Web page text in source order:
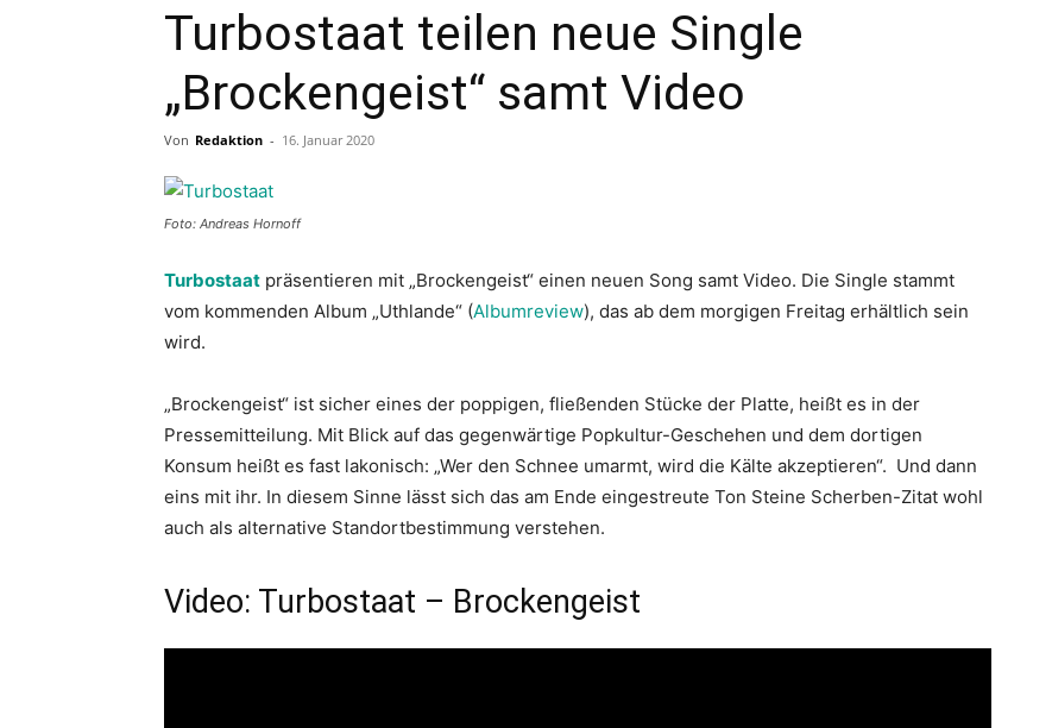
Turbostaat teilen neue Single
„Brockengeist“ samt Video
Von Redaktion - 16. Januar 2020
Foto: Andreas Hornoff
Turbostaat präsentieren mit „Brockengeist“ einen neuen Song samt Video. Die Single stammt
vom kommenden Album „Uthlande“ (Albumreview), das ab dem morgigen Freitag erhältlich sein
wird.
„Brockengeist“ ist sicher eines der poppigen, fließenden Stücke der Platte, heißt es in der
Pressemitteilung. Mit Blick auf das gegenwärtige Popkultur-Geschehen und dem dortigen
Konsum heißt es fast lakonisch: „Wer den Schnee umarmt, wird die Kälte akzeptieren“. Und dann
eins mit ihr. In diesem Sinne lässt sich das am Ende eingestreute Ton Steine Scherben-Zitat wohl
auch als alternative Standortbestimmung verstehen.
Video: Turbostaat – Brockengeist